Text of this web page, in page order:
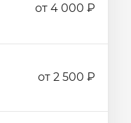
от 4 000 ₽
от 2 500 ₽